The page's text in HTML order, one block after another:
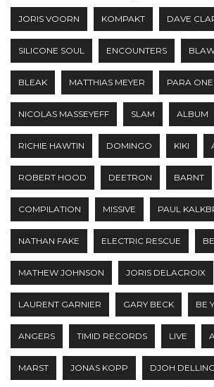
JORIS VOORN KOMPAKT DAVE
SILICONE SOUL ENCOUNTERS
BLEAK MATTHIAS MEYER PARA ONE
NICOLAS MASSEYEFF SLAM ALBUM
RICHIE HAWTIN DOMINGO KIKI
ROBERT HOOD DEETRON BARNT
COMPILATION MISSIVE PAUL
NATHAN FAKE ELECTRIC RESCUE
MATHEW JOHNSON JORIS DELACROIX
LAURENT GARNIER GARY BECK BE
ANGERS TIMID RECORDS LIVE
MARST JONAS KOPP DJOH